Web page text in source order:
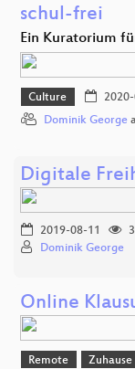
schul-frei
Ein Kuratorium
Culture
Dominik George
Digitale
2019-08-11
Dominik George
Online
Remote Zuhause